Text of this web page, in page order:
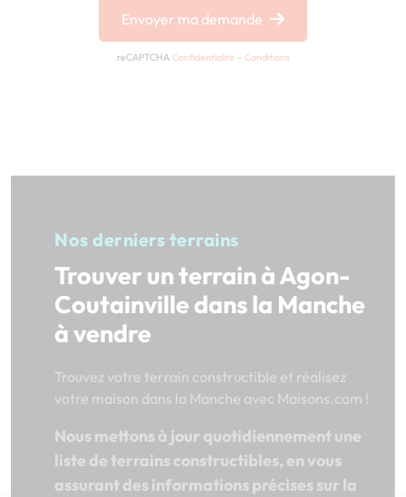
Envoyer ma demande
reCAPTCHA Confidentialité - Conditions
Nos derniers terrains
Trouver un terrain à Agon-
Coutainville dans la Manche
à vendre
Trouvez votre terrain constructible et réalisez
votre maison dans la Manche avec Maisons.com !
Nous mettons à jour quotidiennement une
liste de terrains constructibles, en vous
assurant des informations précises sur la